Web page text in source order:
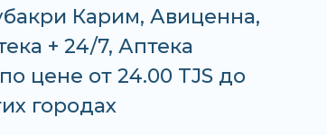
Карим, Авиценна,
+ 24/7, Аптека
цене от 24.00 TJS до
городах